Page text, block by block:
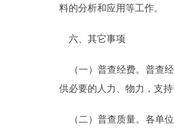
料的分析和应用等工作。
六、其它事项
（一）普查经费。普查
供必要的人力、物力，支
（二）普查质量。各单